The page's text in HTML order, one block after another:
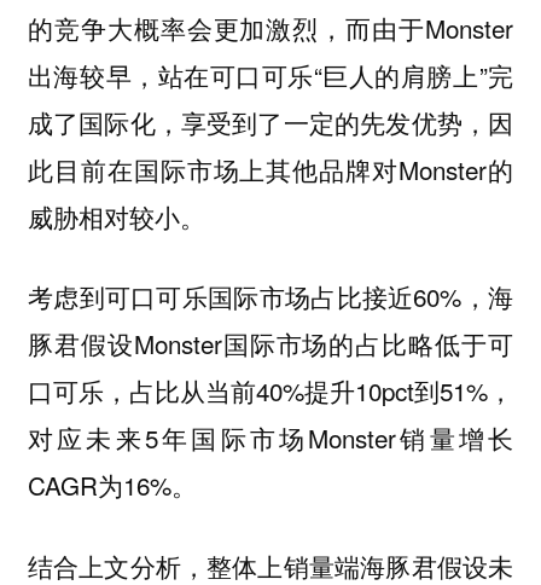
的竞争大概率会更加激烈，而由于Monster
出海较早，站在可口可乐“巨人的肩膀上”完
成了国际化，享受到了一定的先发优势，因
此目前在国际市场上其他品牌对Monster的
威胁相对较小。
考虑到可口可乐国际市场占比接近60%，海
豚君假设Monster国际市场的占比略低于可
口可乐，占比从当前40%提升10pct到51%，
对应未来5年国际市场Monster销量增长
CAGR为16%。
结合上文分析，整体上销量端海豚君假设未